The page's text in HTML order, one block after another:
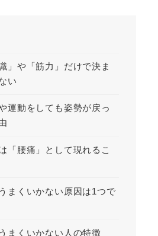
」や「筋力」だけで決ま
い
運動をしても姿勢が戻っ
「腰痛」として現れるこ
まくいかない原因は1つで
まくいかない人の特徴